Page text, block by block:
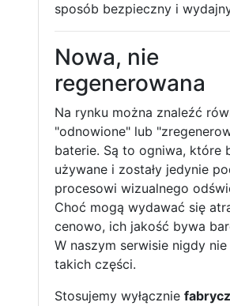
sposób bezpieczny i
Nowa, nie
regenerowana
Na rynku można znaleźć
"odnowione" lub
baterie. Są to ogniwa, które
używane i zostały jedynie
procesowi wizualnego
Choć mogą wydawać się
cenowo, ich jakość bywa
W naszym serwisie nigdy
takich części.
Stosujemy wyłącznie